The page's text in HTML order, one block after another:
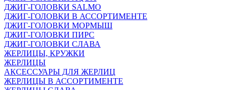
ДЖИГ-ГОЛОВКИ SALMO
ДЖИГ-ГОЛОВКИ В АССОРТИМЕНТЕ
ДЖИГ-ГОЛОВКИ МОРМЫШ
ДЖИГ-ГОЛОВКИ ПИРС
ДЖИГ-ГОЛОВКИ СЛАВА
ЖЕРЛИЦЫ, КРУЖКИ
ЖЕРЛИЦЫ
АКСЕССУАРЫ ДЛЯ ЖЕРЛИЦ
ЖЕРЛИЦЫ В АССОРТИМЕНТЕ